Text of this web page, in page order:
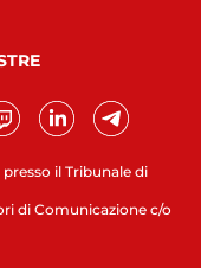
il Tribunale di
di Comunicazione c/o